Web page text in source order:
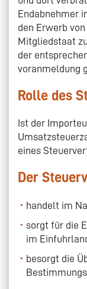
Endabnehmer
den Erwerb
Mitgliedstaat
der
voranmeldung
Rolle des
Ist der
eines
Der
handelt im
sorgt für die
im
besorgt die